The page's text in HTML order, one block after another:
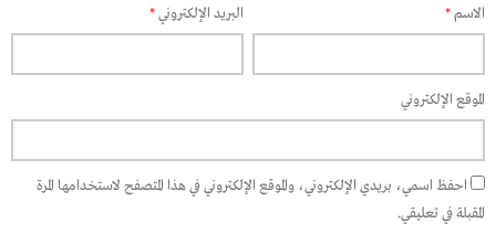
الاسم* البريد الإلكتروني*
الموقع الإلكتروني
احفظ اسمي، بريدي الإلكتروني، والموقع الإلكتروني في هذا المتصفح لاستخدامها المرة
المقبلة في تعليقي.